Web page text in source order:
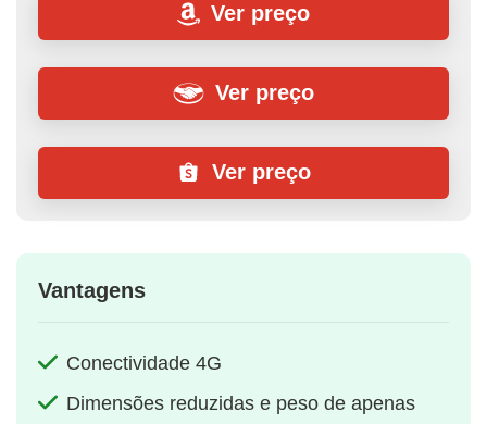
Ver preço
Ver preço
Ver preço
Vantagens
Conectividade 4G
Dimensões reduzidas e peso de apenas